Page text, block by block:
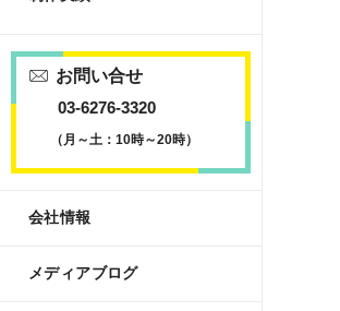
お問い合せ
03-6276-3320
（月～土：10時～20時）
会社情報
メディアブログ